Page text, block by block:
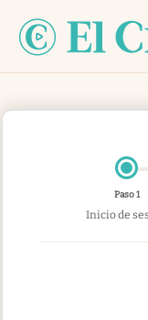
Paso 1
Inicio de